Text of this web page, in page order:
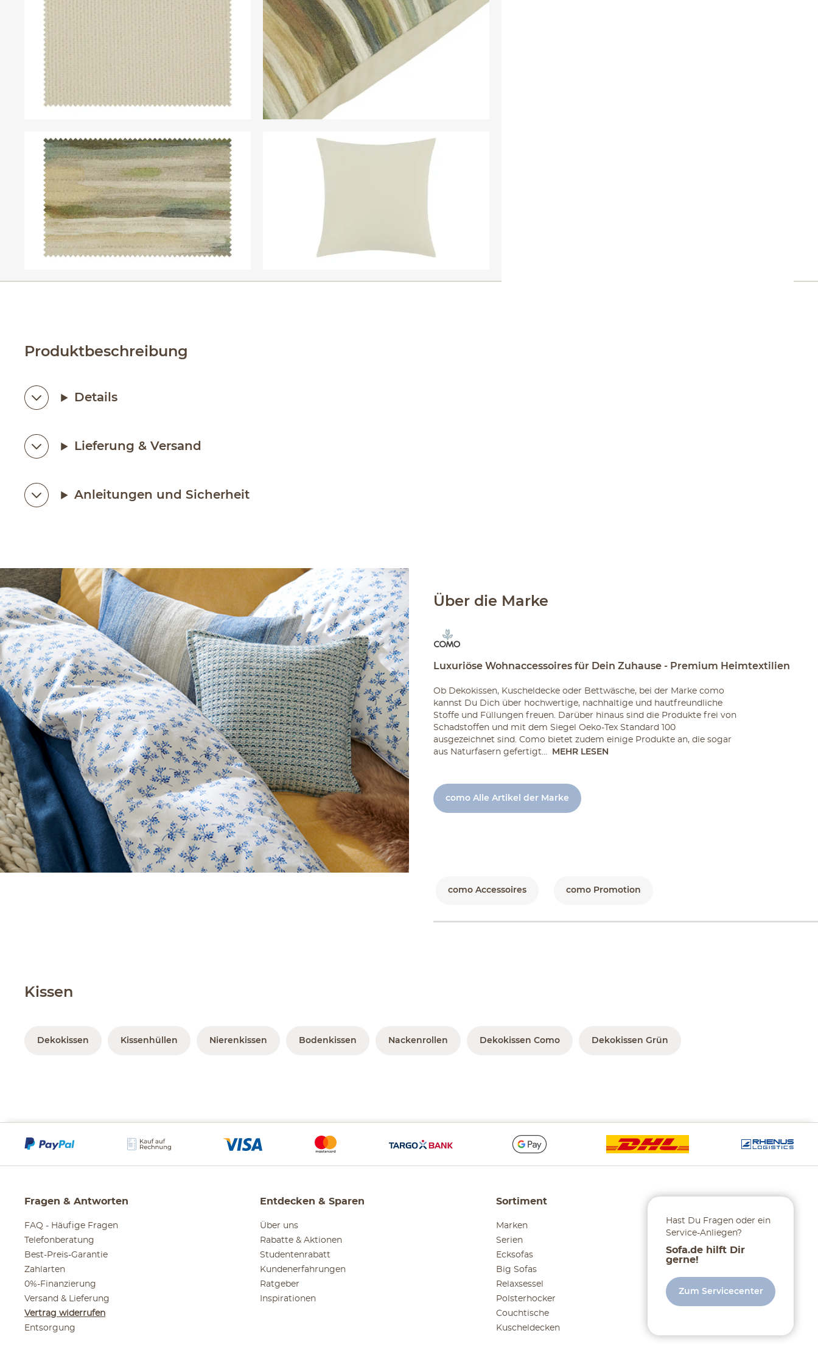
Produktbeschreibung
Details
Lieferung & Versand
Anleitungen und Sicherheit
Über die Marke
Luxuriöse Wohnaccessoires für Dein Zuhause - Premium Heimtextilien
Ob Dekokissen, Kuscheldecke oder Bettwäsche, bei der Marke como
kannst Du Dich über hochwertige, nachhaltige und hautfreundliche
Stoffe und Füllungen freuen. Darüber hinaus sind die Produkte frei von
Schadstoffen und mit dem Siegel Oeko-Tex Standard 100
ausgezeichnet sind. Como bietet zudem einige Produkte an, die sogar
aus Naturfasern gefertigt...
MEHR LESEN
como Alle Artikel der Marke
como Accessoires como Promotion
Kissen
Dekokissen Kissenhüllen Nierenkissen Bodenkissen Nackenrollen Dekokissen Como Dekokissen Grün
Fragen & Antworten
FAQ - Häufige Fragen
Telefonberatung
Best-Preis-Garantie
Zahlarten
0%-Finanzierung
Versand & Lieferung
Vertrag widerrufen
Entsorgung
Entdecken & Sparen
Über uns
Rabatte & Aktionen
Studentenrabatt
Kundenerfahrungen
Ratgeber
Inspirationen
Sortiment
Marken
Serien
Ecksofas
Big Sofas
Relaxsessel
Polsterhocker
Couchtische
Kuscheldecken
Hast Du Fragen oder ein
Service-Anliegen?
Sofa.de hilft Dir
gerne!
Zum Servicecenter